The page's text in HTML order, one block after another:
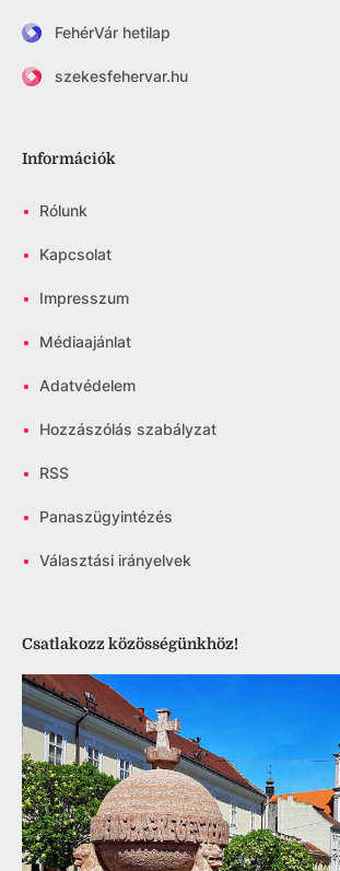
FehérVár hetilap
szekesfehervar.hu
Információk
• Rólunk
• Kapcsolat
• Impresszum
• Médiaajánlat
• Adatvédelem
• Hozzászólás szabályzat
• RSS
• Panaszügyintézés
• Választási irányelvek
Csatlakozz közösségünkhöz!